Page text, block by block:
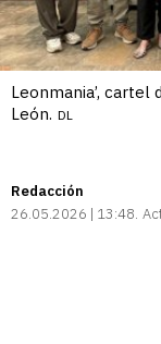
Leonmania’, cartel
León. DL
Redacción
26.05.2026 | 13:48